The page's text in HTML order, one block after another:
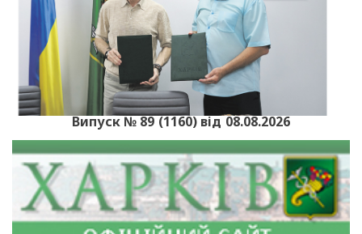
Випуск № 89 (1160) від 08.08.2026